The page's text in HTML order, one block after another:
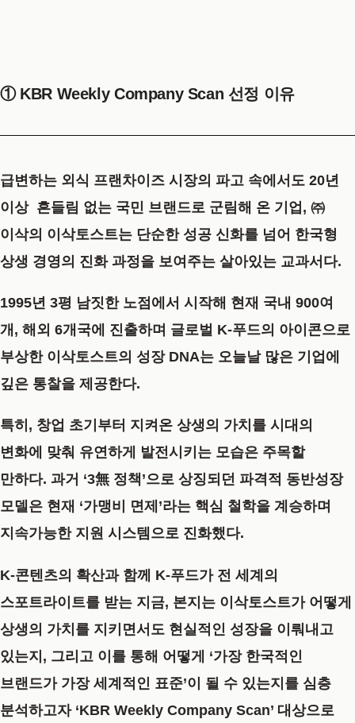
① KBR Weekly Company Scan 선정 이유
급변하는 외식 프랜차이즈 시장의 파고 속에서도 20년
이상 흔들림 없는 국민 브랜드로 군림해 온 기업, ㈜
이삭의 이삭토스트는 단순한 성공 신화를 넘어 한국형
상생 경영의 진화 과정을 보여주는 살아있는 교과서다.
1995년 3평 남짓한 노점에서 시작해 현재 국내 900여
개, 해외 6개국에 진출하며 글로벌 K-푸드의 아이콘으로
부상한 이삭토스트의 성장 DNA는 오늘날 많은 기업에
깊은 통찰을 제공한다.
특히, 창업 초기부터 지켜온 상생의 가치를 시대의
변화에 맞춰 유연하게 발전시키는 모습은 주목할
만하다. 과거 ‘3無 정책’으로 상징되던 파격적 동반성장
모델은 현재 ‘가맹비 면제’라는 핵심 철학을 계승하며
지속가능한 지원 시스템으로 진화했다.
K-콘텐츠의 확산과 함께 K-푸드가 전 세계의
스포트라이트를 받는 지금, 본지는 이삭토스트가 어떻게
상생의 가치를 지키면서도 현실적인 성장을 이뤄내고
있는지, 그리고 이를 통해 어떻게 ‘가장 한국적인
브랜드가 가장 세계적인 표준’이 될 수 있는지를 심층
분석하고자‘KBR Weekly Company Scan’ 대상으로